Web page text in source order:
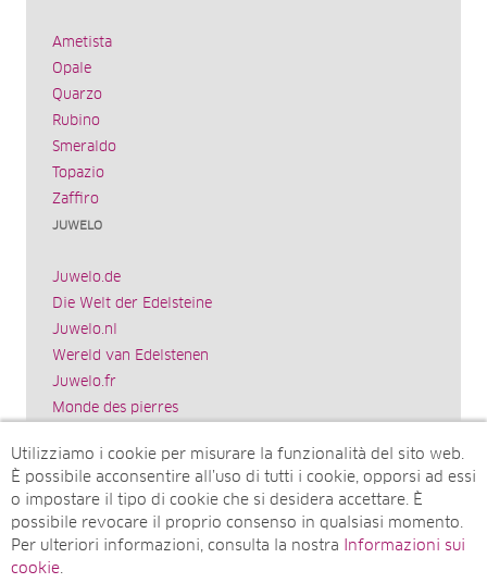
Ametista
Opale
Quarzo
Rubino
Smeraldo
Topazio
Zaffiro
JUWELO
Juwelo.de
Die Welt der Edelsteine
Juwelo.nl
Wereld van Edelstenen
Juwelo.fr
Monde des pierres
El mundo de las piedras preciosas
World of Gemstones
Juwelo.com
Ädelstenarnas Värld
Utilizziamo i cookie per misurare la funzionalità del sito web.
È possibile acconsentire all’uso di tutti i cookie, opporsi ad essi
o impostare il tipo di cookie che si desidera accettare. È
possibile revocare il proprio consenso in qualsiasi momento.
Per ulteriori informazioni, consulta la nostra
Informazioni sui
cookie.